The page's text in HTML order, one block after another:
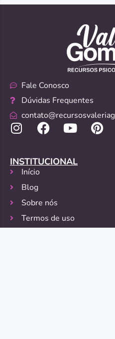
Fale Conosco
Dúvidas Frequentes
INSTITUCIONAL
Início
Blog
Sobre nós
Termos de uso